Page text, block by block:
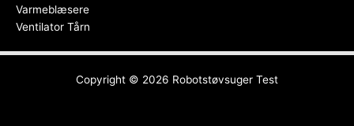
Varmeblæsere
Ventilator Tårn
Copyright © 2026 Robotstøvsuger Test